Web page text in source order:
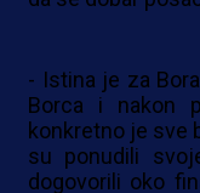
- Istina je za
Borca i nakon
konkretno je sve
su ponudili
dogovorili oko